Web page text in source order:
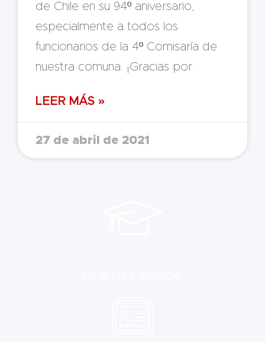
de Chile en su 94º aniversario,
especialmente a todos los
funcionarios de la 4º Comisaría de
nuestra comuna. ¡Gracias por
LEER MÁS »
27 de abril de 2021